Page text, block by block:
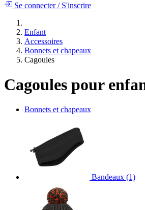
Se connecter/S'inscrire
Enfant
Accessoires
Bonnets et chapeaux
Cagoules
Cagoules pour
Bonnets et chapeaux
Bandeaux (1)